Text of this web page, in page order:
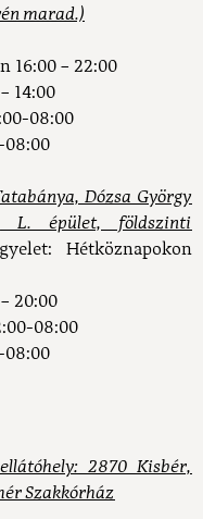
marad.)
16:00 – 22:00
14:00
08:00
08:00
Dózsa György
L. épület, földszinti
Hétköznapokon
20:00
08:00
08:00
2870 Kisbér,
Szakkórház